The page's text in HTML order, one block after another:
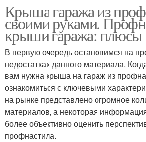
Крыша гаража из
своими руками.
крыши гаража:
В первую очередь остановимся на
недостатках данного материала.
вам нужна крыша на гараж из
ознакомиться с ключевыми
на рынке представлено огромное
материалов, а некоторая
более объективно оценить
профнастила.